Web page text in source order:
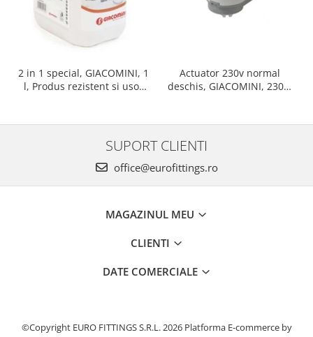
2 in 1 special, GIACOMINI, 1
l, Produs rezistent si usor
Actuator 230v normal
deschis, GIACOMINI, 230v,
Prindere clip clap
SUPORT CLIENTI
office@eurofittings.ro
MAGAZINUL MEU
CLIENTI
DATE COMERCIALE
©Copyright EURO FITTINGS S.R.L. 2026 Platforma E-commerce by